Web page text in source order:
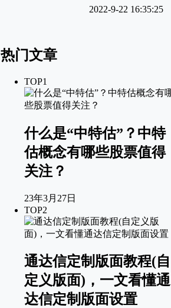
2022-9-22 16:35:25
热门文章
TOP1
什么是“中特估”？中特
估概念有哪些股票值得
关注？
23年3月27日
TOP2
通达信定制版面教程(自
定义版面)，一文看懂通
达信定制版面设置